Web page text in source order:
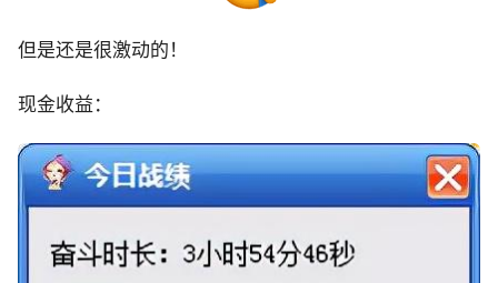
但是还是很激动的！
现金收益：